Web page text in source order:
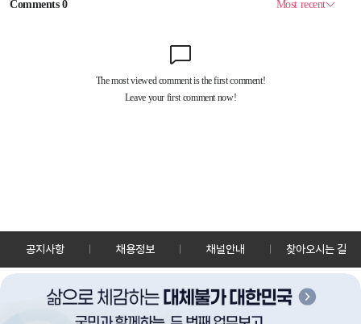
공지사항 채용정보 채널안내 찾아오시는 길
30128 세종특별자치시 정부2청사로 13 한국정책방송원 KTV
TEL: 044-204-8000
Copyrightⓒ KTV 국민방송 All Rights Reserved.